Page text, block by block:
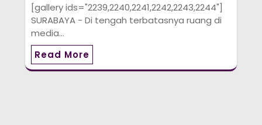
[gallery ids="2239,2240,2241,2242,2243,2244"]
SURABAYA - Di tengah terbatasnya ruang di
media…
Read More